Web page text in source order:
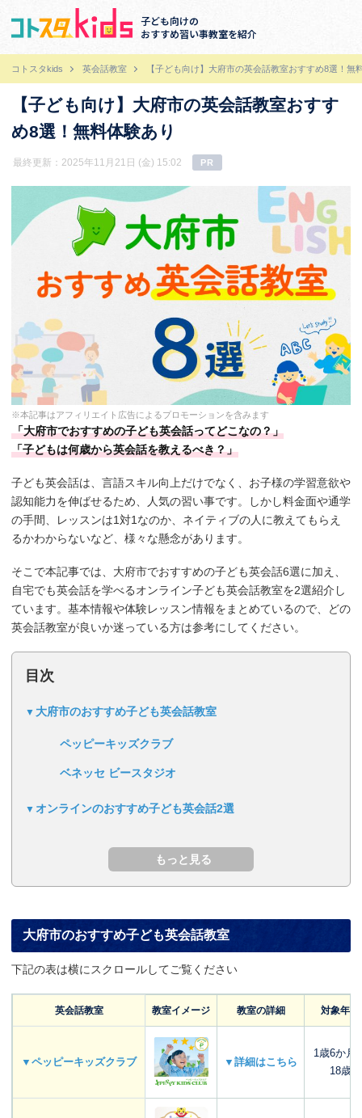
子ども向けの
おすすめ習い事教室を紹介
コトスタkids 英会話教室 【子ども向け】大府市の英会話教室おすすめ8選！無
【子ども向け】大府市の英会話教室おすす
め8選！無料体験あり
最終更新：2025年11月21日 (金) 15:02 PR
※本記事はアフィリエイト広告によるプロモーションを含みます
「大府市でおすすめの子ども英会話ってどこなの？」
「子どもは何歳から英会話を教えるべき？」
子ども英会話は、言語スキル向上だけでなく、お子様の学習意欲や
認知能力を伸ばせるため、人気の習い事です。しかし料金面や通学
の手間、レッスンは1対1なのか、ネイティブの人に教えてもらえ
るかわからないなど、様々な懸念があります。
そこで本記事では、大府市でおすすめの子ども英会話6選に加え、
自宅でも英会話を学べるオンライン子ども英会話教室を2選紹介し
ています。基本情報や体験レッスン情報をまとめているので、どの
英会話教室が良いか迷っている方は参考にしてください。
目次
大府市のおすすめ子ども英会話教室
ペッピーキッズクラブ
ベネッセ ビースタジオ
オンラインのおすすめ子ども英会話2選
大府市のおすすめ子ども英会話教室
下記の表は横にスクロールしてご覧ください
英会話教室 教室イメージ 教室の詳細 対象年齢
▼ペッピーキッズクラブ ▼詳細はこちら
1歳6か月
18歳